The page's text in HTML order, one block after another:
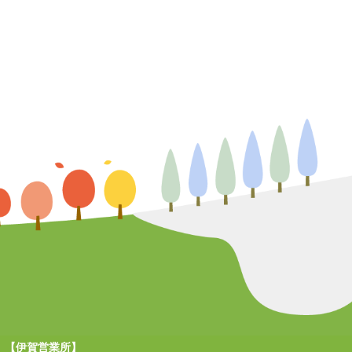
【伊賀営業所】